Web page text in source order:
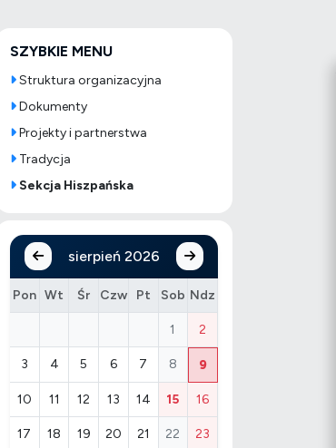
SZYBKIE MENU
Struktura organizacyjna
Dokumenty
Projekty i partnerstwa
Tradycja
Sekcja Hiszpańska
sierpień 2026
Pon Wt Śr Czw Pt Sob Ndz
1 2
3 4 5 6 7 8 9
10 11 12 13 14 15 16
17 18 19 20 21 22 23